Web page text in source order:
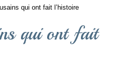
qui ont fait l’histoire
qui ont fait